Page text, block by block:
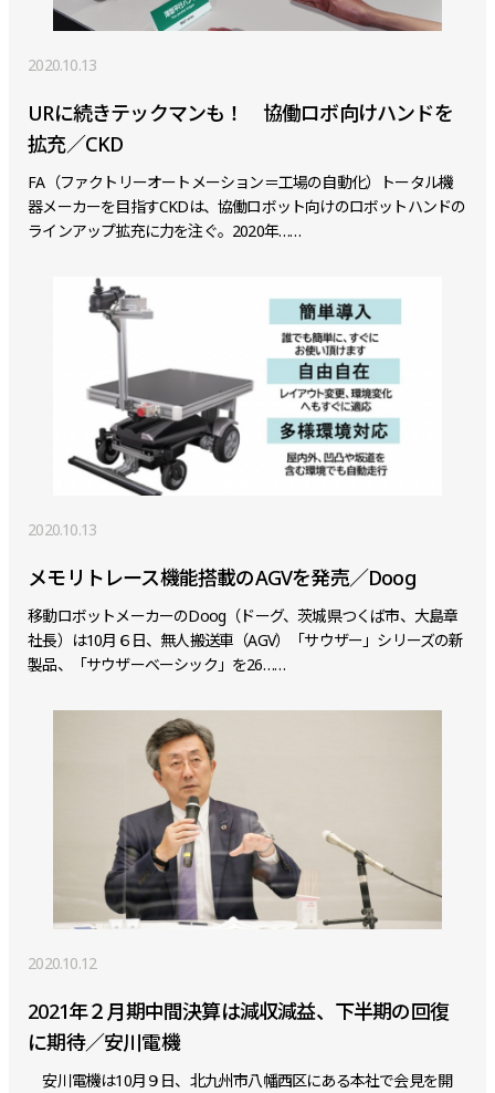
2020.10.13
URに続きテックマンも！ 協働ロボ向けハンドを
拡充／CKD
FA（ファクトリーオートメーション＝工場の自動化）トータル機
器メーカーを目指すCKDは、協働ロボット向けのロボットハンドの
ラインアップ拡充に力を注ぐ。2020年……
2020.10.13
メモリトレース機能搭載のAGVを発売／Doog
移動ロボットメーカーのDoog（ドーグ、茨城県つくば市、大島章
社長）は10月６日、無人搬送車（AGV）「サウザー」シリーズの新
製品、「サウザーベーシック」を26……
2020.10.12
2021年２月期中間決算は減収減益、下半期の回復
に期待／安川電機
安川電機は10月９日、北九州市八幡西区にある本社で会見を開